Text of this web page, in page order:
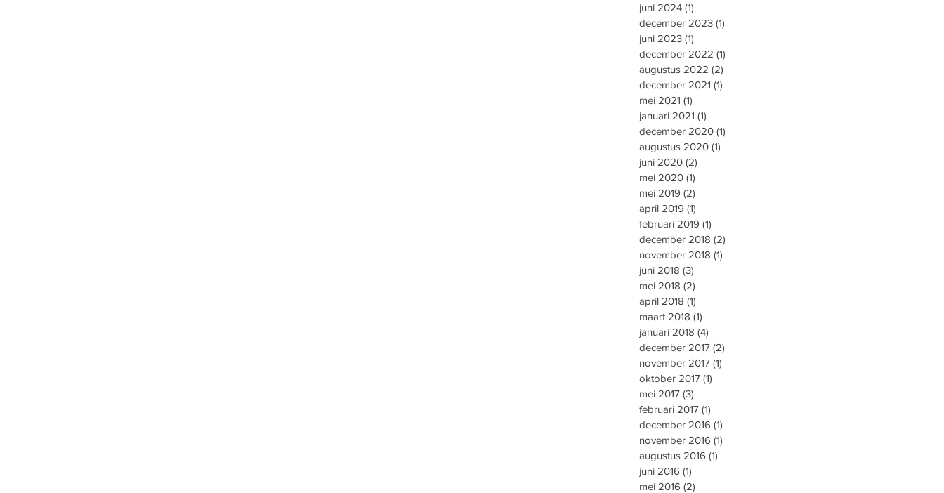
juni 2024 (1)
december 2023 (1)
juni 2023 (1)
december 2022 (1)
augustus 2022 (2)
december 2021 (1)
mei 2021 (1)
januari 2021 (1)
december 2020 (1)
augustus 2020 (1)
juni 2020 (2)
mei 2020 (1)
mei 2019 (2)
april 2019 (1)
februari 2019 (1)
december 2018 (2)
november 2018 (1)
juni 2018 (3)
mei 2018 (2)
april 2018 (1)
maart 2018 (1)
januari 2018 (4)
december 2017 (2)
november 2017 (1)
oktober 2017 (1)
mei 2017 (3)
februari 2017 (1)
december 2016 (1)
november 2016 (1)
augustus 2016 (1)
juni 2016 (1)
mei 2016 (2)